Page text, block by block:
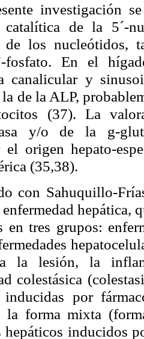
investigación
catalítica de la 5´-
de los nucleótidos,
-fosfato. En el
canalicular y
dela ALP,
(37). La
y/o de la g-
el origen hepato-
(35,38).
con Sahuquillo-
enfermedad hepática,
en tres grupos:
la lesión, la
colestásica
inducidas por
la forma mixta
hepáticos inducidos